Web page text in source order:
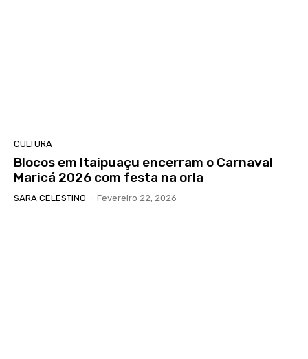
CULTURA
Blocos em Itaipuaçu encerram o Carnaval
Maricá 2026 com festa na orla
SARA CELESTINO - Fevereiro 22, 2026